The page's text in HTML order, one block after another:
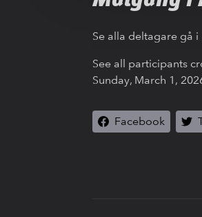
Se alla deltagare gå
See all participants
Sunday, March 1,
Facebook